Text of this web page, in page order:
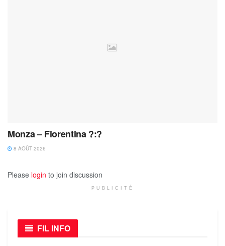
Monza – Fiorentina ?:?
8 AOÛT 2026
Please login to join discussion
PUBLICITÉ
FIL INFO